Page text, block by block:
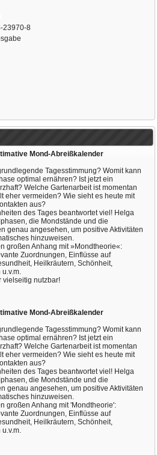
23970-8
Mond-Abreißkalender
Tagesstimmung? Womit kann
optimal ernähren? Ist jetzt ein
Welche Gartenarbeit ist momentan
eher vermeiden? Wie sieht es heute mit
aus?
des Tages beantwortet viel! Helga
die Mondstände und die
genau angesehen, um positive Aktivitäten
hinzuweisen.
großen Anhang mit »Mondtheorie«:
Zuordnungen, Einflüsse auf
Heilkräutern, Schönheit,
vielseitig nutzbar!
Mond-Abreißkalender
Tagesstimmung? Womit kann
optimal ernähren? Ist jetzt ein
Welche Gartenarbeit ist momentan
eher vermeiden? Wie sieht es heute mit
aus?
des Tages beantwortet viel! Helga
die Mondstände und die
genau angesehen, um positive Aktivitäten
hinzuweisen.
großen Anhang mit 'Mondtheorie':
Zuordnungen, Einflüsse auf
Heilkräutern, Schönheit,